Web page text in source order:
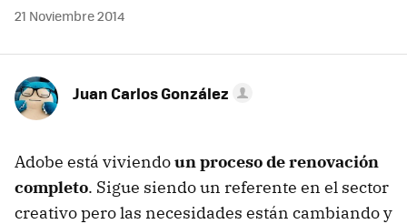
21 Noviembre 2014
Juan Carlos González
Adobe está viviendoun proceso de renovación
completo. Sigue siendo un referente en el sector
creativo pero las necesidades están cambiando y